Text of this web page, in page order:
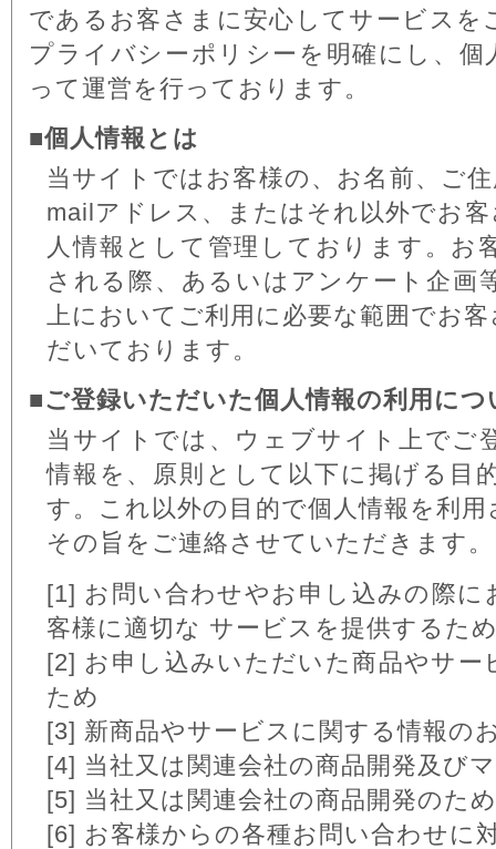
であるお客さまに安心してサービスを
プライバシーポリシーを明確にし、
って運営を行っております。
■個人情報とは
当サイトではお客様の、お名前、ご
mailアドレス、またはそれ以外でお
人情報として管理しております。お
される際、あるいはアンケート企画
上においてご利用に必要な範囲でお
だいております。
■ご登録いただいた個人情報の利用につ
当サイトでは、ウェブサイト上でご
情報を、原則として以下に掲げる目
す。これ以外の目的で個人情報を利
その旨をご連絡させていただきます。
[1] お問い合わせやお申し込みの際
客様に適切な サービスを提供するた
[2] お申し込みいただいた商品やサ
ため
[3] 新商品やサービスに関する情報の
[4] 当社又は関連会社の商品開発及び
[5] 当社又は関連会社の商品開発のた
[6] お客様からの各種お問い合わせに